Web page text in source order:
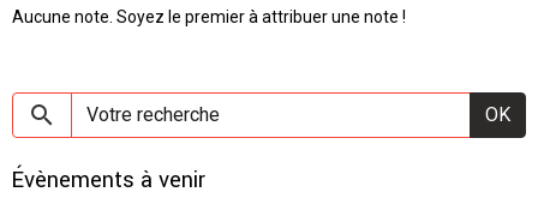
Aucune note. Soyez le premier à attribuer une note !
OK
Évènements à venir